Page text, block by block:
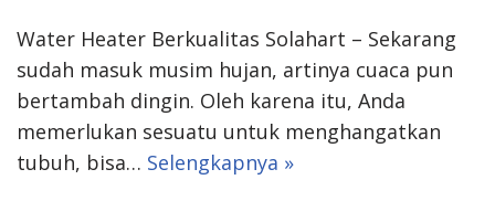
Water Heater Berkualitas Solahart – Sekarang
sudah masuk musim hujan, artinya cuaca pun
bertambah dingin. Oleh karena itu, Anda
memerlukan sesuatu untuk menghangatkan
tubuh, bisa… Selengkapnya »